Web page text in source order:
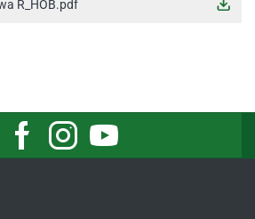
R_HOB.pdf
FacebookInstagramYoutube